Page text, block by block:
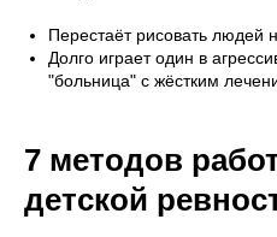
Перестаёт рисовать людей
Долго играет один в
"больница" с жёстким
7 методов
детской